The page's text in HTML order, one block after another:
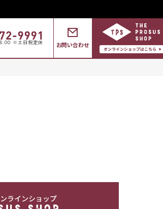
※土日祝定休 お問い合わせ
ラインショップ